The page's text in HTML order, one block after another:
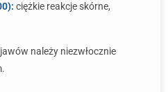
ciężkie reakcje skórne,
należy niezwłocznie